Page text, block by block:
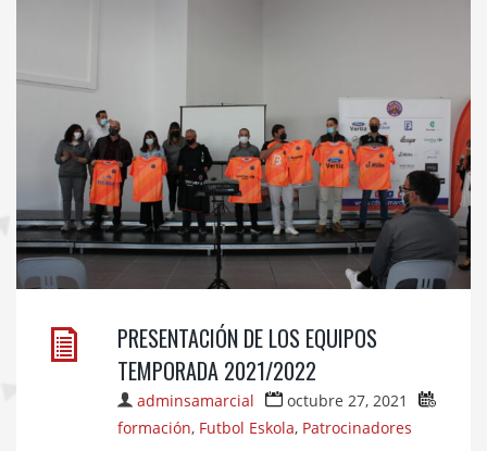
PRESENTACIÓN DE LOS EQUIPOS
TEMPORADA 2021/2022
adminsamarcial
octubre 27, 2021
formación, Futbol Eskola, Patrocinadores